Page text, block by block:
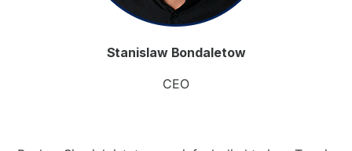
Stanislaw Bondaletow
CEO